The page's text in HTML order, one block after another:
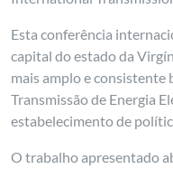
Esta conferência
capital do estado da
mais amplo e consistente
Transmissão de Energia
estabelecimento de
O trabalho apresentado